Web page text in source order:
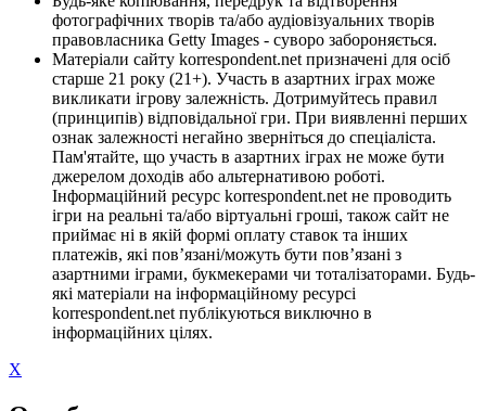
фотографічних творів та/або аудіовізуальних творів
правовласника Getty Images - суворо забороняється.
Матеріали сайту korrespondent.net призначені для осіб
старше 21 року (21+). Участь в азартних іграх може
викликати ігрову залежність. Дотримуйтесь правил
(принципів) відповідальної гри. При виявленні перших
ознак залежності негайно зверніться до спеціаліста.
Пам'ятайте, що участь в азартних іграх не може бути
джерелом доходів або альтернативою роботі.
Інформаційний ресурс korrespondent.net не проводить
ігри на реальні та/або віртуальні гроші, також сайт не
приймає ні в якій формі оплату ставок та інших
платежів, які пов’язані/можуть бути пов’язані з
азартними іграми, букмекерами чи тоталізаторами. Будь-
які матеріали на інформаційному ресурсі
korrespondent.net публікуються виключно в
інформаційних цілях.
X